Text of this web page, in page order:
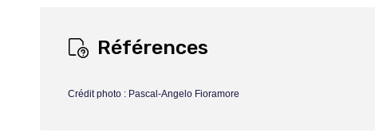
Références
Crédit photo : Pascal-Angelo Fioramore